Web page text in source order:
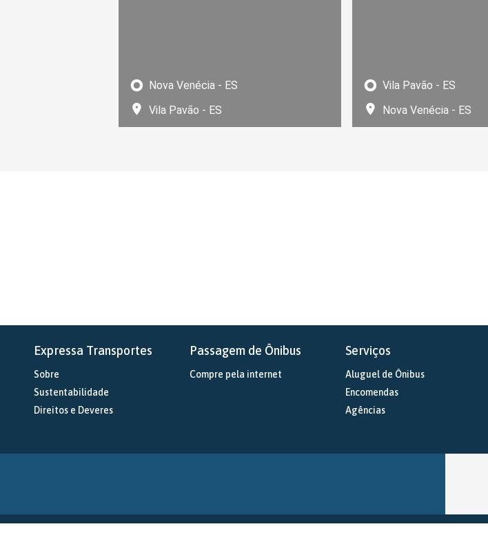
Nova Venécia - ES
Vila Pavão - ES
Vila Pavão - ES
Nova Venécia - ES
Expressa Transportes
Sobre
Sustentabilidade
Direitos e Deveres
Passagem de Ônibus
Compre pela internet
Serviços
Aluguel de Ônibus
Encomendas
Agências